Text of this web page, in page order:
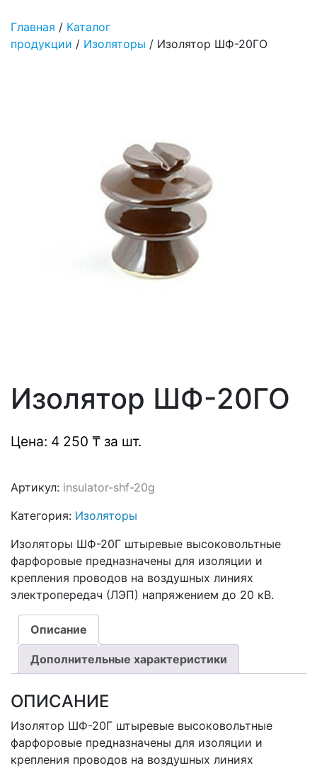
Главная / Каталог
продукции / Изоляторы / Изолятор ШФ-20ГО
Изолятор ШФ-20ГО
Цена: 4 250 ₸ за шт.
Артикул: insulator-shf-20g
Категория: Изоляторы
Изоляторы ШФ-20Г штыревые высоковольтные
фарфоровые предназначены для изоляции и
крепления проводов на воздушных линиях
электропередач (ЛЭП) напряжением до 20 кВ.
Описание
Дополнительные характеристики
ОПИСАНИЕ
Изолятор ШФ-20Г штыревые высоковольтные
фарфоровые предназначены для изоляции и
крепления проводов на воздушных линиях